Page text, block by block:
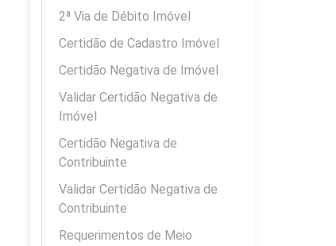
2ª Via de Débito Imóvel
Certidão de Cadastro Imóvel
Certidão Negativa de Imóvel
Validar Certidão Negativa de
Imóvel
Certidão Negativa de
Contribuinte
Validar Certidão Negativa de
Contribuinte
Requerimentos de Meio